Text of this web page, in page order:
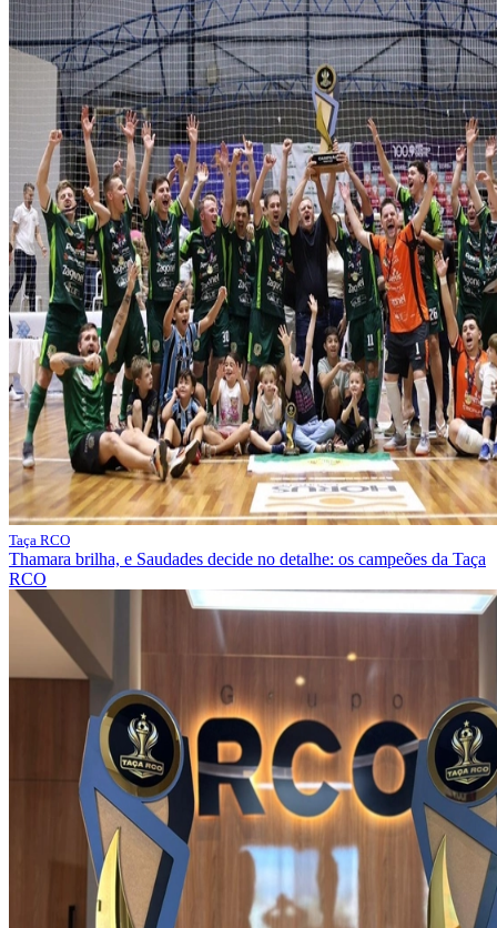
Taça RCO
Thamara brilha, e Saudades decide no detalhe: os campeões da Taça
RCO